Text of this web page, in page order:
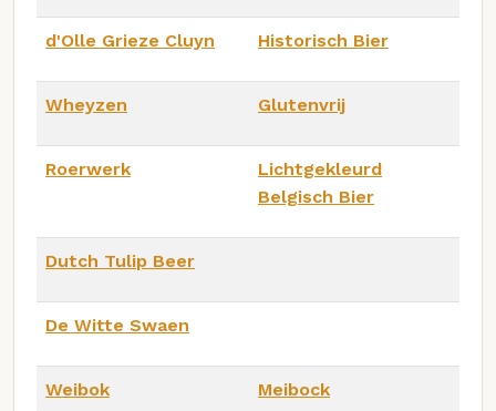
d'Olle Grieze Cluyn Historisch Bier
Wheyzen Glutenvrij
Roerwerk
Lichtgekleurd
Belgisch Bier
Dutch Tulip Beer
De Witte Swaen
Weibok Meibock